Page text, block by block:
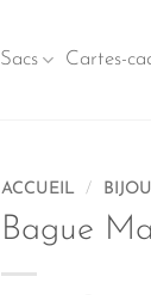
Sacs Cartes-
ACCUEIL /
Bague